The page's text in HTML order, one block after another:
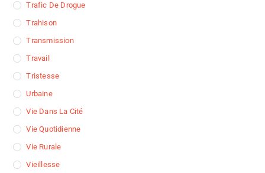
Trafic De Drogue
Trahison
Transmission
Travail
Tristesse
Urbaine
Vie Dans La Cité
Vie Quotidienne
Vie Rurale
Vieillesse